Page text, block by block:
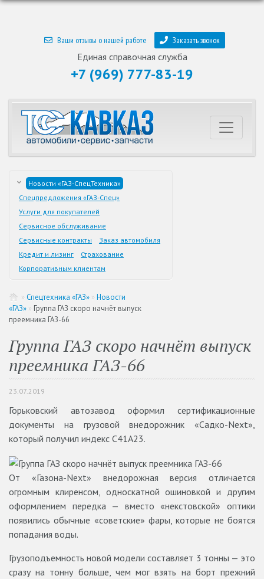
Ваши отзывы о нашей работе Заказать звонок
Единая справочная служба
+7 (969) 777-83-19
Новости «ГАЗ-СпецТехника»
Спецпредложения «ГАЗ-Спец»
Услуги для покупателей
Сервисное обслуживание
Сервисные контракты
Заказ автомобиля
Кредит и лизинг
Страхование
Корпоративным клиентам
» Спецтехника «ГАЗ» » Новости
«ГАЗ» » Группа ГАЗ скоро начнёт выпуск
преемника ГАЗ-66
Группа ГАЗ скоро начнёт выпуск
преемника ГАЗ-66
23.07.2019
Горьковский автозавод оформил сертификационные
документы на грузовой внедорожник «Садко-Next»,
который получил индекс С41А23.
От «Газона-Next» внедорожная версия отличается
огромным клиренсом, односкатной ошиновкой и другим
оформлением передка — вместо «некстовской» оптики
появились обычные «советские» фары, которые не боятся
попадания воды.
Грузоподъемность новой модели составляет 3 тонны — это
сразу на тонну больше, чем мог взять на борт прежний